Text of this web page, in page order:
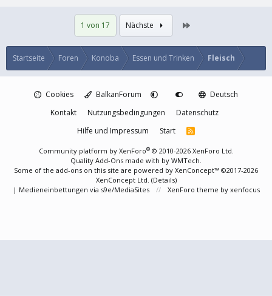
1 von 17 Nächste
Startseite Foren Konoba Essen und Trinken Fleisch
Cookies BalkanForum
Deutsch
Kontakt
Nutzungsbedingungen
Datenschutz
Hilfe und Impressum
Start
R
Community platform by XenForo® © 2010-2026 XenForo Ltd.
Quality Add-Ons made with by WMTech.
Some of the add-ons on this site are powered by XenConcept™ ©2017-2026
XenConcept Ltd. (Details)
| Medieneinbettungen via s9e/MediaSites XenForo theme by xenfocus